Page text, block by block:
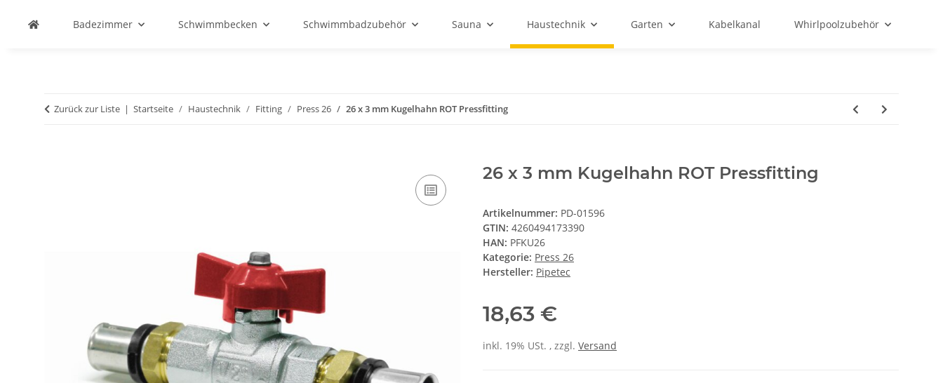
Badezimmer Schwimmbecken Schwimmbadzubehör Sauna Haustechnik Garten Kabelkanal Whirlpoolzubehör
Zurück zur Liste Startseite Haustechnik Fitting Press 26 26 x 3 mm Kugelhahn ROT Pressfitting
26 x 3 mm Kugelhahn ROT Pressfitting
Artikelnummer: PD-01596
GTIN: 4260494173390
HAN: PFKU26
Kategorie: Press 26
Hersteller: Pipetec
18,63 €
inkl. 19% USt. , zzgl. Versand